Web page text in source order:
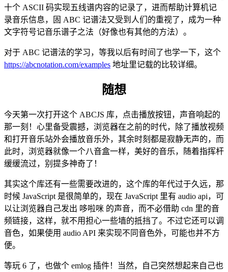
十个 ASCII 码实现五线谱内容的记录了，进而帮助计算机记
录音乐信息，固 ABC 记谱法又受到人们的重视了，成为一种
文字符号记音乐谱子之法（好像也有其他的方法）。
对于 ABC 记谱法的学习，等我以后有时间了也学一下，这个
https://abcnotation.com/examples 地址里记载的比较详细。
随想
今天第一次打开这个 ABCJS 库，点击播放按钮，声音响起的
那一刻！心里备受震撼，浏览器在之前的时代，除了播放视频
和打开音乐站外会播放音乐外，其余时刻都是寂静无声的，而
此时，浏览器就像一个八音盒一样，美好的音乐，随着指挥杆
缓缓流过，别提多神奇了！
其实这个库还有一些需要改进的，这个库的年代过于久远，那
时候 JavaScript 是很简单的，现在 JavaScript 里有 audio api，可
以让浏览器自己发出 哆啦咪 的声音，而不必借助 cdn 里的音
频链接，这样，就不用担心一些墙的抵挡了。不过它还可以调
音色，如果使用 audio API 来实现不同音色外，可能也并不方
便。
等玩 6 了，也做个 emlog 插件！当然，自己突然想起来自己也